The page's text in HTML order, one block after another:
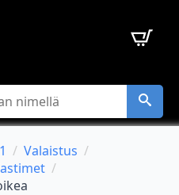
Valaistus